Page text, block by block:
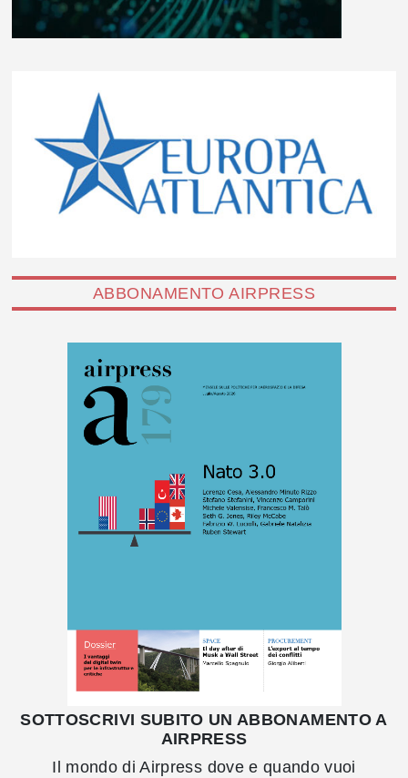
ABBONAMENTO AIRPRESS
SOTTOSCRIVI SUBITO UN ABBONAMENTO A
AIRPRESS
Il mondo di Airpress dove e quando vuoi